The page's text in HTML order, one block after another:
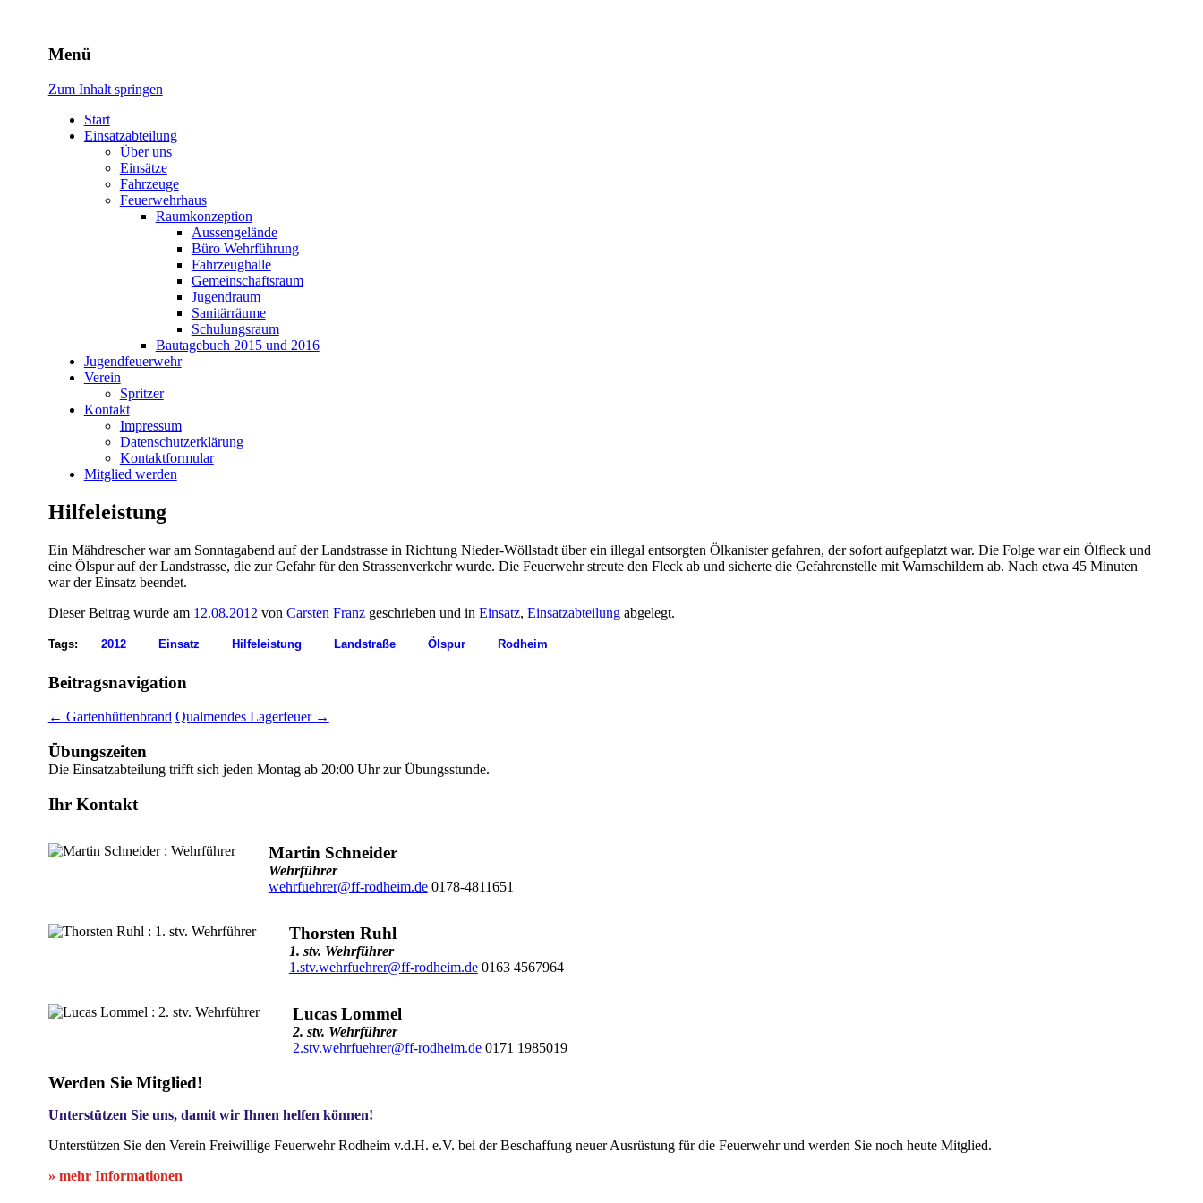
Freiwillige Feuerwehr Rodheim v.d.H.
Menü
Zum Inhalt springen
Start
Einsatzabteilung
Über uns
Einsätze
Fahrzeuge
Feuerwehrhaus
Raumkonzeption
Aussengelände
Büro Wehrführung
Fahrzeughalle
Gemeinschaftsraum
Jugendraum
Sanitärräume
Schulungsraum
Bautagebuch 2015 und 2016
Jugendfeuerwehr
Verein
Spritzer
Kontakt
Impressum
Datenschutzerklärung
Kontaktformular
Mitglied werden
Hilfeleistung
Ein Mähdrescher war am Sonntagabend auf der Landstrasse in Richtung Nieder-Wöllstadt über ein illegal entsorgten Ölkanister gefahren, der sofort aufgeplatzt war. Die Folge war ein Ölfleck und
eine Ölspur auf der Landstrasse, die zur Gefahr für den Strassenverkehr wurde. Die Feuerwehr streute den Fleck ab und sicherte die Gefahrenstelle mit Warnschildern ab. Nach etwa 45 Minuten
war der Einsatz beendet.
Dieser Beitrag wurde am 12.08.2012 von Carsten Franzgeschrieben und in Einsatz, Einsatzabteilungabgelegt.
Tags: 2012 Einsatz Hilfeleistung Landstraße Ölspur Rodheim
Beitragsnavigation
← Gartenhüttenbrand Qualmendes Lagerfeuer →
Übungszeiten
Die Einsatzabteilung trifft sich jeden Montag ab 20:00 Uhr zur Übungsstunde.
Ihr Kontakt
Martin Schneider
Wehrführer
wehrfuehrer@ff-rodheim.de0178-4811651
Thorsten Ruhl
1. stv. Wehrführer
1.stv.wehrfuehrer@ff-rodheim.de0163 4567964
Lucas Lommel
2. stv. Wehrführer
2.stv.wehrfuehrer@ff-rodheim.de0171 1985019
Werden Sie Mitglied!
Unterstützen Sie uns, damit wir Ihnen helfen können!
Unterstützen Sie den Verein Freiwillige Feuerwehr Rodheim v.d.H. e.V. bei der Beschaffung neuer Ausrüstung für die Feuerwehr und werden Sie noch heute Mitglied.
» mehr Informationen